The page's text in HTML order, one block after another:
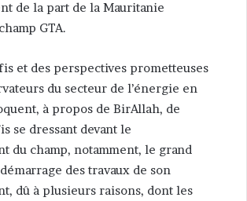
de la part de la Mauritanie
GTA.
et des perspectives prometteuses
du secteur de l’énergie en
à propos de BirAllah, de
se dressant devant le
du champ, notamment, le grand
des travaux de son
dû à plusieurs raisons, dont les